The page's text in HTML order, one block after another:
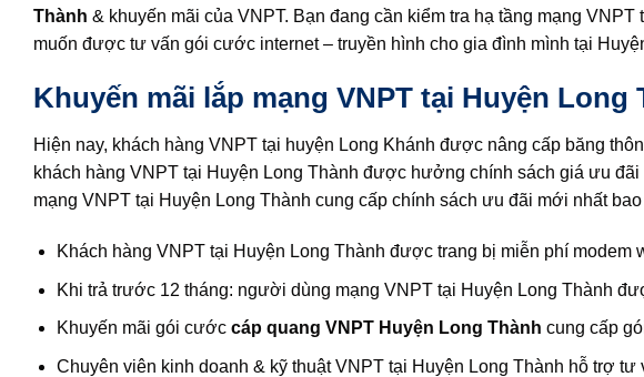
Thành & khuyến mãi của VNPT. Bạn đang cần kiểm tra hạ tầng mạng
muốn được tư vấn gói cước internet – truyền hình cho gia đình mình tại
Khuyến mãi lắp mạng VNPT tại Huyện
Hiện nay, khách hàng VNPT tại huyện Long Khánh được nâng cấp băng
khách hàng VNPT tại Huyện Long Thành được hưởng chính sách giá ưu
mạng VNPT tại Huyện Long Thành cung cấp chính sách ưu đãi mới nhất bao
Khách hàng VNPT tại Huyện Long Thành được trang bị miễn phí modem
Khi trả trước 12 tháng: người dùng mạng VNPT tại Huyện Long Thành
Khuyến mãi gói cước cáp quang VNPT Huyện Long Thành cung cấp
Chuyên viên kinh doanh & kỹ thuật VNPT tại Huyện Long Thành hỗ trợ tư